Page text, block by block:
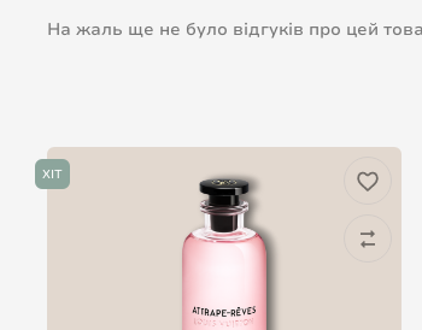
На жаль ще не було відгуків про цей
ХІТ